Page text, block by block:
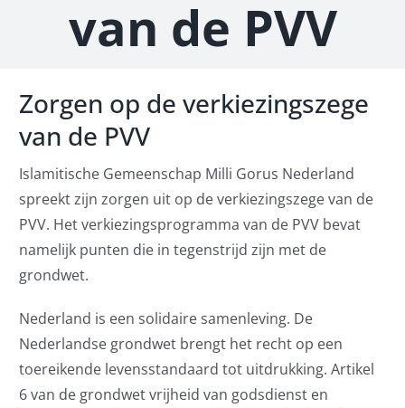
van de PVV
Zorgen op de verkiezingszege
van de PVV
Islamitische Gemeenschap Milli Gorus Nederland
spreekt zijn zorgen uit op de verkiezingszege van de
PVV. Het verkiezingsprogramma van de PVV bevat
namelijk punten die in tegenstrijd zijn met de
grondwet.
Nederland is een solidaire samenleving. De
Nederlandse grondwet brengt het recht op een
toereikende levensstandaard tot uitdrukking. Artikel
6 van de grondwet vrijheid van godsdienst en